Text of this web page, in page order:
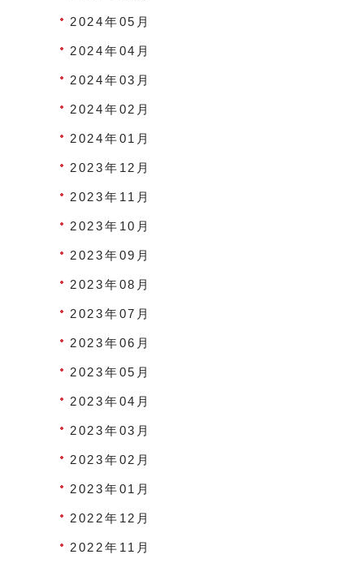
2024年05月
2024年04月
2024年03月
2024年02月
2024年01月
2023年12月
2023年11月
2023年10月
2023年09月
2023年08月
2023年07月
2023年06月
2023年05月
2023年04月
2023年03月
2023年02月
2023年01月
2022年12月
2022年11月